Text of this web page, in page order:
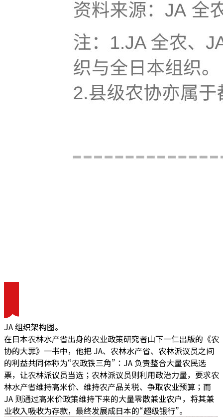
JA 组织架构图。
在日本农林水产省出身的农业政策研究者山下一仁出版的《农
协的大罪》一书中，他把 JA、农林水产省、农林派议员之间
的利益共同体称为“农政铁三角” ：JA 负责整合大量农民选
票，让农林派议员当选；农林派议员则利用政治力量，要求农
林水产省维持高米价、维持农产品关税、争取农业预算；而
JA 则通过高米价政策维持下来的大量零散兼业农户，将其兼
业收入吸收为存款，最终发展成日本的“超级银行”。